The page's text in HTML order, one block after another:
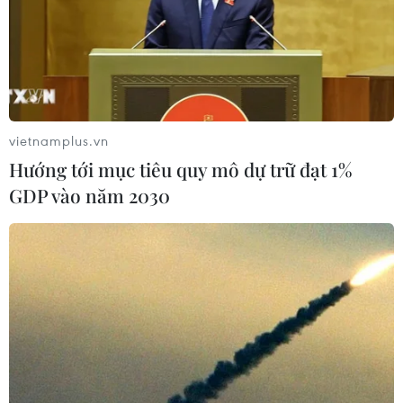
Bộ Tài chính: Vẫn còn thất thu lớn từ thuế
thương mại điện tử
05/12/2022 10:40
Bộ Tài chính cho biết số thu thuế từ hoạt động thương
mại điện tử đang tăng dần qua các năm, nhưng con số
này vẫn còn "khiêm tốn" rất nhiều so với thực tế phát
triển của hoạt động này.
vietnamplus.vn
Hướng tới mục tiêu quy mô dự trữ đạt 1%
GDP vào năm 2030